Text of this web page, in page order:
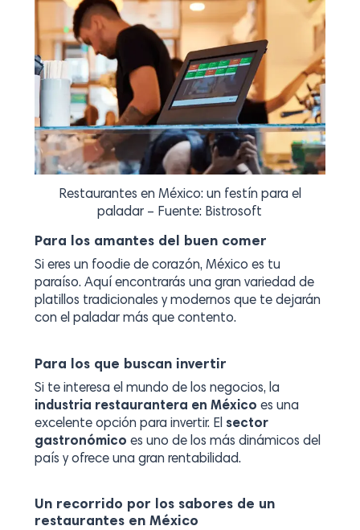
Restaurantes en México: un festín para el
paladar – Fuente: Bistrosoft
Para los amantes del buen comer
Si eres un foodie de corazón, México es tu
paraíso. Aquí encontrarás una gran variedad de
platillos tradicionales y modernos que te dejarán
con el paladar más que contento.
Para los que buscan invertir
Si te interesa el mundo de los negocios, la
industria restaurantera en México es una
excelente opción para invertir. El sector
gastronómico es uno de los más dinámicos del
país y ofrece una gran rentabilidad.
Un recorrido por los sabores de un
restaurantes en México